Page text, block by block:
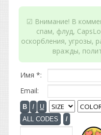
☑ Внимание! В
спам, флуд,
оскорбления, угрозы,
вражды,
Имя *:
Email: